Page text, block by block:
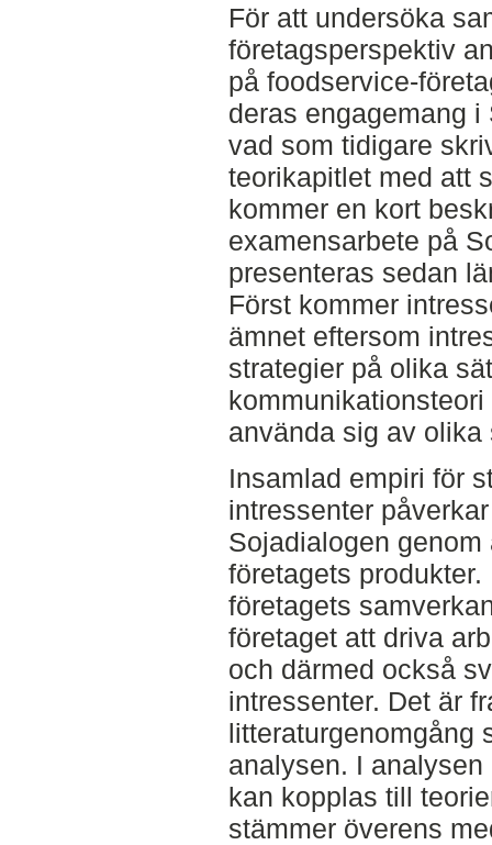
För att undersöka
företagsperspektiv
på foodservice-
deras engagemang
vad som tidigare
teorikapitlet med att
kommer en kort
examensarbete på
presenteras sedan
Först kommer
ämnet eftersom
strategier på olika
använda sig av olika
Insamlad empiri för
intressenter
Sojadialogen
företagets
företagets
företaget att driva
och därmed också
intressenter. Det är
litteraturgenomgång
analysen. I
kan kopplas till
stämmer överens